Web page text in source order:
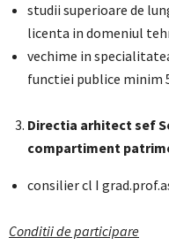
studii superioare de
licenta in domeniul
vechime in
functiei publice minim
Directia arhitect sef
compartiment
consilier cl I
Conditii de participare